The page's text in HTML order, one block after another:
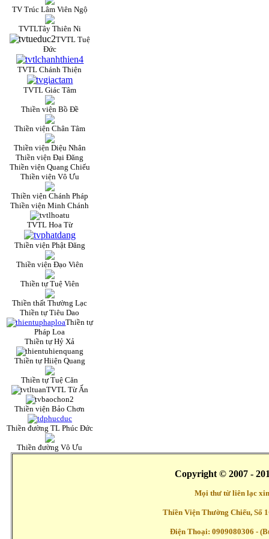
TV Trúc Lâm Viên Ngộ
TVTLTây Thiên Ni
TVTL Tuệ
Đức
TVTL Chánh Thiện
TVTL Giác Tâm
Thiền viện Bồ Đề
Thiền viện Chân Tâm
Thiền viện Diệu Nhân
Thiền viện Đại Đăng
Thiền viện Quang Chiếu
Thiền viện Vô Ưu
Thiền viện Chánh Pháp
Thiền viện Minh Chánh
TVTL Hoa Từ
Thiền viện Phật Đăng
Thiền viện Đạo Viên
Thiền tự Tuệ Viên
Thiền thất Thường Lạc
Thiền tự Tiêu Dao
Thiền tự
Pháp Loa
Thiền tự Hỷ Xả
Thiền tự Hiiện Quang
Thiền tự Tuệ Căn
TVTL Từ Ấn
Thiền viện Bảo Chơn
Thiền đường TL Phúc Đức
Thiền đường Vô Ưu
Copyright © 2007 -
Mọi thư từ liên lạc
Thiền Viện Thường Chiếu, Số
Điện Thoại: 0909080306 -